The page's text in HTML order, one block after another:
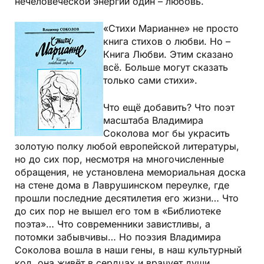
«Стихи Марианне» не просто
книга стихов о любви. Но –
Книга Любви. Этим сказано
всё. Больше могут сказать
только сами стихи».
Что ещё добавить? Что поэт
масштаба Владимира
Соколова мог бы украсить
золотую полку любой европейской литературы,
но до сих пор, несмотря на многочисленные
обращения, не установлена мемориальная доска
на стене дома в Лаврушинском переулке, где
прошли последние десятилетия его жизни… Что
до сих пор не вышел его том в «Библиотеке
поэта»… Что современники завистливы, а
потомки забывчивы… Но поэзия Владимира
Соколова вошла в наши гены, в наш культурный